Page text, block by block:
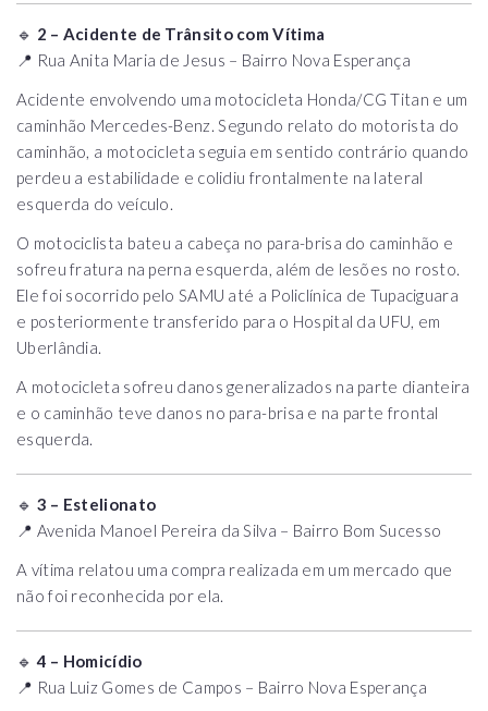
🔹 2 – Acidente de Trânsito com Vítima
📍 Rua Anita Maria de Jesus – Bairro Nova Esperança
Acidente envolvendo uma motocicleta Honda/CG Titan e um
caminhão Mercedes-Benz. Segundo relato do motorista do
caminhão, a motocicleta seguia em sentido contrário quando
perdeu a estabilidade e colidiu frontalmente na lateral
esquerda do veículo.
O motociclista bateu a cabeça no para-brisa do caminhão e
sofreu fratura na perna esquerda, além de lesões no rosto.
Ele foi socorrido pelo SAMU até a Policlínica de Tupaciguara
e posteriormente transferido para o Hospital da UFU, em
Uberlândia.
A motocicleta sofreu danos generalizados na parte dianteira
e o caminhão teve danos no para-brisa e na parte frontal
esquerda.
🔹 3 – Estelionato
📍 Avenida Manoel Pereira da Silva – Bairro Bom Sucesso
A vítima relatou uma compra realizada em um mercado que
não foi reconhecida por ela.
🔹4 – Homicídio
📍 Rua Luiz Gomes de Campos – Bairro Nova Esperança